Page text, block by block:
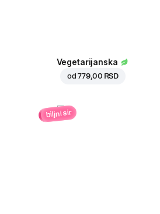
Vegetarijanska
od779,00 RSD
biljni sir